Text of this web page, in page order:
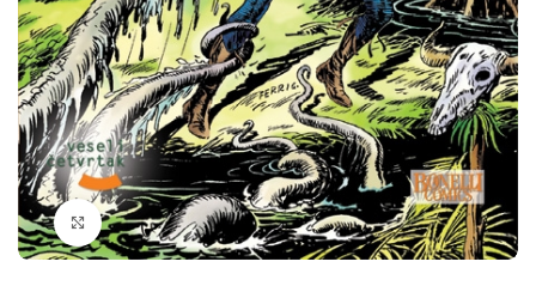
Klikni da povečaš